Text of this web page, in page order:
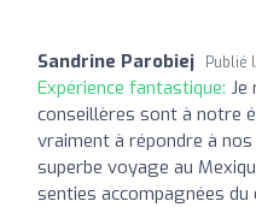
Sandrine Parobiej Publié
Expérience fantastique: Je
conseillères sont à notre
vraiment à répondre à
superbe voyage au
senties accompagnées du